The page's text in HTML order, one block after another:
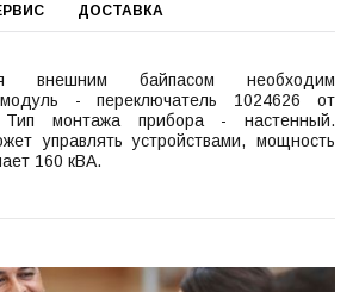
ДОСТАВКА
внешним байпасом необходим
модуль - переключатель 1024626 от
Тип монтажа прибора - настенный.
управлять устройствами, мощность
160 кВА.